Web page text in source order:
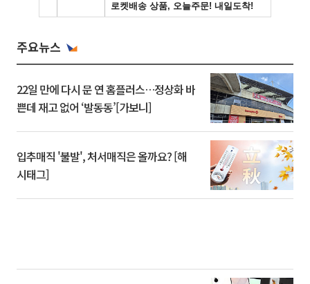
주요뉴스
22일 만에 다시 문 연 홈플러스…정상화 바
쁜데 재고 없어 ‘발동동’[가보니]
입추매직 '불발', 처서매직은 올까요? [해
시태그]